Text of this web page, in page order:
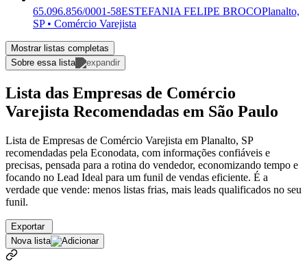
65.096.856/0001-58ESTEFANIA FELIPE BROCOPlanalto,
SP • Comércio Varejista
Mostrar listas completas
Sobre essa lista
Lista das Empresas de Comércio
Varejista Recomendadas em São Paulo
Lista de Empresas de Comércio Varejista em Planalto, SP
recomendadas pela Econodata, com informações confiáveis e
precisas, pensada para a rotina do vendedor, economizando tempo e
focando no Lead Ideal para um funil de vendas eficiente. É a
verdade que vende: menos listas frias, mais leads qualificados no seu
funil.
Exportar
Nova lista